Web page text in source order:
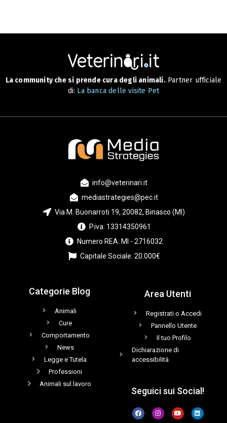
La community che si prende cura degli animali.Partner ufficiale
di: La banca delle visite Pet
info@veterinari.it
mediastrategies@pec.it
Via M. Buonarroti 19, 20082, Binasco (MI)
P.iva: 13314350961
Numero REA: MI - 2716032
Capitale Sociale: 20.000€
Categorie Blog
Animali
Cure
Comportamento
News
Legge e Tutela
Professioni
Animali sul lavoro
Area Utenti
Registrati o Accedi
Pannello Utente
Il tuo Profilo
Dichiarazione di
accessibilità
Seguici sui Social!